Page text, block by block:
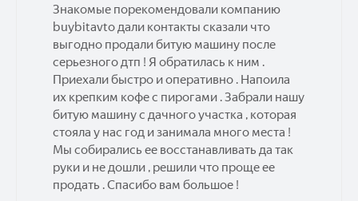
Знакомые порекомендовали компанию
buybitavto дали контакты сказали что
выгодно продали битую машину после
серьезного дтп ! Я обратилась к ним .
Приехали быстро и оперативно . Напоила
их крепким кофе с пирогами . Забрали нашу
битую машину с дачного участка , которая
стояла у нас год и занимала много места !
Мы собирались ее восстанавливать да так
руки и не дошли , решили что проще ее
продать . Спасибо вам большое !